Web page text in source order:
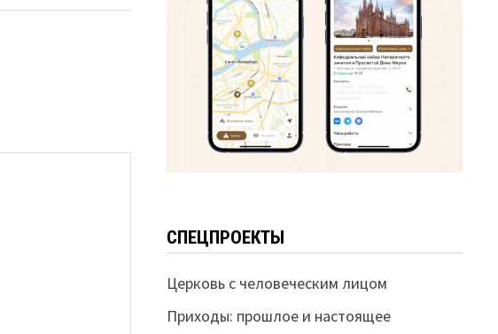
СПЕЦПРОЕКТЫ
Церковь с человеческим лицом
Приходы: прошлое и настоящее